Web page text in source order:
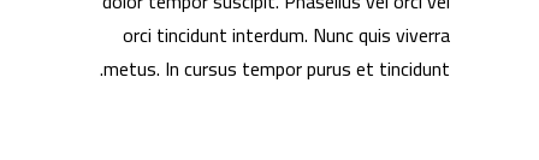
orci tincidunt interdum. Nunc quis viverra
metus. In cursus tempor purus et tincidunt.